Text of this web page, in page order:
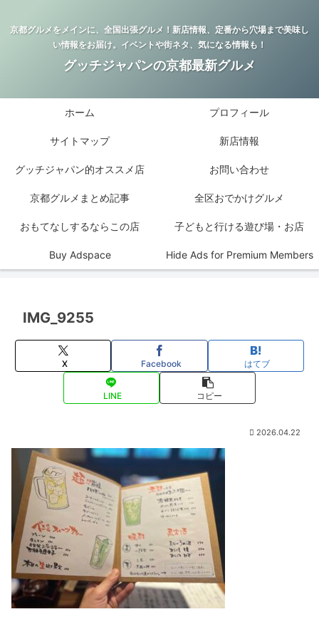
京都グルメをメインに、全国出張グルメ！新店情報、定番から穴場まで美味し
い情報をお届け。イベントや街ネタ、気になる情報も！
グッチジャパンの京都最新グルメ
ホーム プロフィール
サイトマップ 新店情報
グッチジャパン的オススメ店 お問い合わせ
京都グルメまとめ記事 全区おでかけグルメ
おもてなしするならこの店 子どもと行ける遊び場・お店
Buy Adspace Hide Ads for Premium Members
IMG_9255
X Facebook はてブ
LINE コピー
2026.04.22